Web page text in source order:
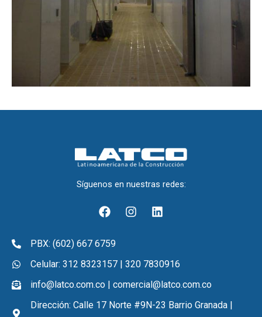
Síguenos en nuestras redes:
F
a
e
b
o
k
I
n
g
a
m
L
i
d
n
PBX: (602) 667 6759
Celular: 312 8323157 | 320 7830916
info@latco.com.co | comercial@latco.com.co
Dirección: Calle 17 Norte #9N-23 Barrio Granada |